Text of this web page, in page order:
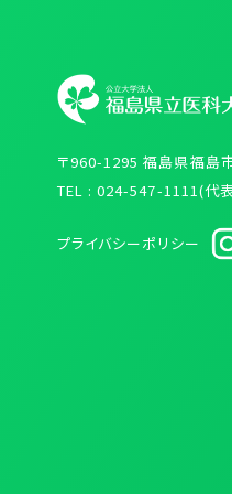
〒960-1295 福島県福島
TEL : 024-547-1111(代
プライバシーポリシー